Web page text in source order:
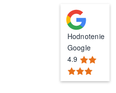
Hodnotenie
Google
4.9